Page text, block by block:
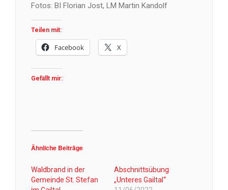
Fotos: BI Florian Jost, LM Martin Kandolf
Teilen mit:
Facebook X
Gefällt mir:
Ähnliche Beiträge
Waldbrand in der
Gemeinde St. Stefan
Abschnittsübung
„Unteres Gailtal“